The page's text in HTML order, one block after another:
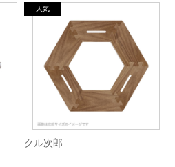
クル次郎